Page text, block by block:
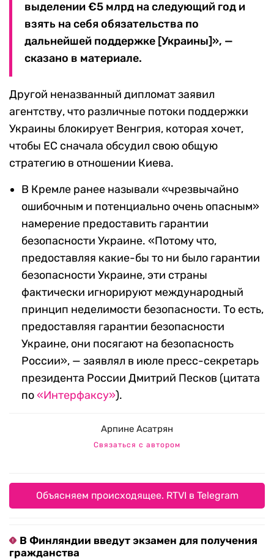
выделении €5 млрд на следующий год и
взять на себя обязательства по
дальнейшей поддержке [Украины]», —
сказано в материале.
Другой неназванный дипломат заявил
агентству, что различные потоки поддержки
Украины блокирует Венгрия, которая хочет,
чтобы ЕС сначала обсудил свою общую
стратегию в отношении Киева.
В Кремле ранее называли «чрезвычайно
ошибочным и потенциально очень опасным»
намерение предоставить гарантии
безопасности Украине. «Потому что,
предоставляя какие-бы то ни было гарантии
безопасности Украине, эти страны
фактически игнорируют международный
принцип неделимости безопасности. То есть,
предоставляя гарантии безопасности
Украине, они посягают на безопасность
России», — заявлял в июле пресс-секретарь
президента России Дмитрий Песков (цитата
по«Интерфаксу»).
Арпине Асатрян
Связаться с автором
Объясняем происходящее. RTVI в Telegram
В Финляндии введут экзамен для получения
гражданства